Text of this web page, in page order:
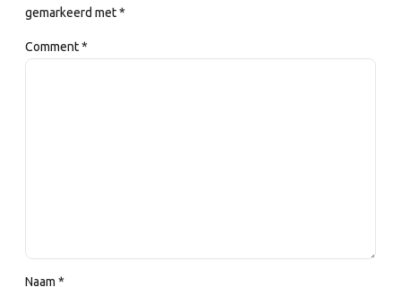
gemarkeerd met *
Comment*
Naam *